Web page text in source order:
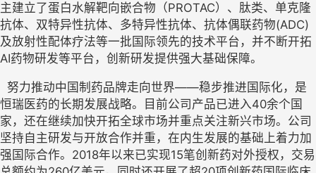
主建立了蛋白水解靶向嵌合物（PROTAC）、肽类、单克隆
抗体、双特异性抗体、多特异性抗体、抗体偶联药物(ADC)
及放射性配体疗法等一批国际领先的技术平台，并不断开拓
AI药物研发等平台，创新研发提供强大基础保障。
努力推动中国制药品牌走向世界——稳步推进国际化，是
恒瑞医药的长期发展战略。目前公司产品已进入40余个国
家，还在继续加快开拓全球市场并重点关注新兴市场。公司
坚持自主研发与开放合作并重，在内生发展的基础上着力加
强国际合作。2018年以来已实现15笔创新药对外授权，交易